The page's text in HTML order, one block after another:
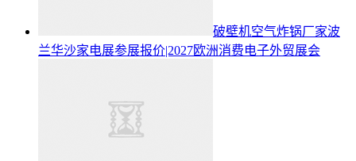
破壁机空气炸锅厂家波
兰华沙家电展参展报价|2027欧洲消费电子外贸展会